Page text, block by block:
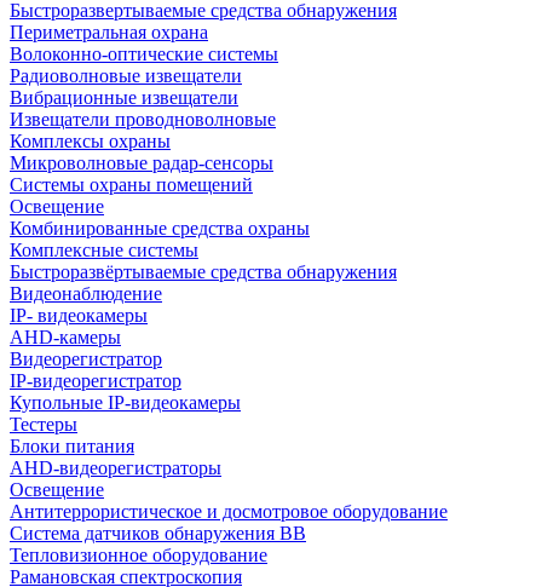
Быстроразвертываемые средства обнаружения
Периметральная охрана
Волоконно-оптические системы
Радиоволновые извещатели
Вибрационные извещатели
Извещатели проводноволновые
Комплексы охраны
Микроволновые радар-сенсоры
Системы охраны помещений
Освещение
Комбинированные средства охраны
Комплексные системы
Быстроразвёртываемые средства обнаружения
Видеонаблюдение
IP- видеокамеры
AHD-камеры
Видеорегистратор
IP-видеорегистратор
Купольные IP-видеокамеры
Тестеры
Блоки питания
AHD-видеорегистраторы
Освещение
Антитеррористическое и досмотровое оборудование
Cистема датчиков обнаружения ВВ
Тепловизионное оборудование
Рамановская спектроскопия